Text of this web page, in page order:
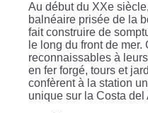
Au début du XXe
balnéaire prisée de la
fait construire de
le long du front de
reconnaissables à
en fer forgé, tours et
confèrent à la station
unique sur la Costa del